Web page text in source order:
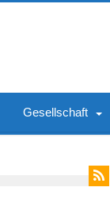
Gesellschaft